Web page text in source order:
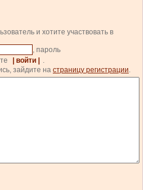
и хотите участвовать в
, пароль
| войти |
.
зайдите на страницу регистрации.